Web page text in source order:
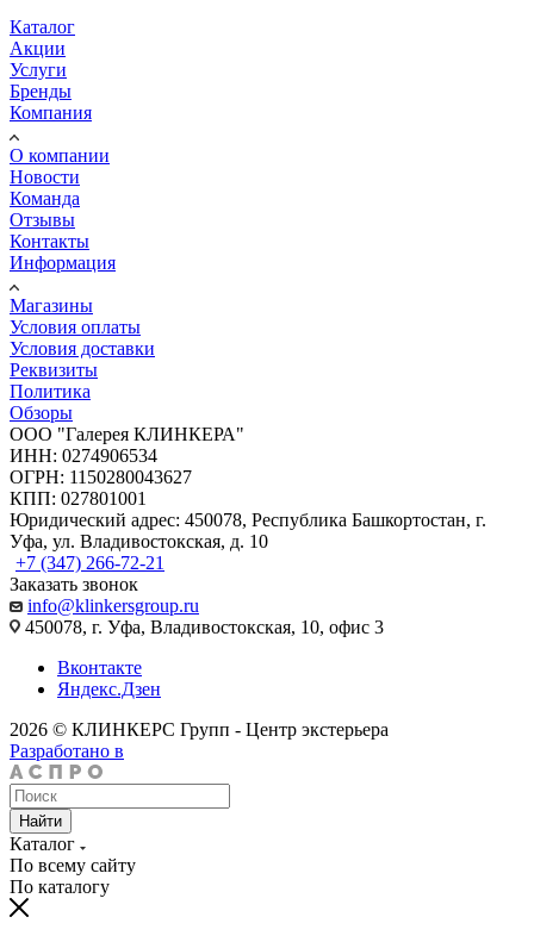
Каталог
Акции
Услуги
Бренды
Компания
О компании
Новости
Команда
Отзывы
Контакты
Информация
Магазины
Условия оплаты
Условия доставки
Реквизиты
Политика
Обзоры
ООО "Галерея КЛИНКЕРА"
ИНН: 0274906534
ОГРН: 1150280043627
КПП: 027801001
Юридический адрес: 450078, Республика Башкортостан, г.
Уфа, ул. Владивостокская, д. 10
+7 (347) 266-72-21
Заказать звонок
info@klinkersgroup.ru
450078, г. Уфа, Владивостокская, 10, офис 3
Вконтакте
Яндекс.Дзен
2026 © КЛИНКЕРС Групп - Центр экстерьера
Разработано в
Найти
Каталог
По всему сайту
По каталогу